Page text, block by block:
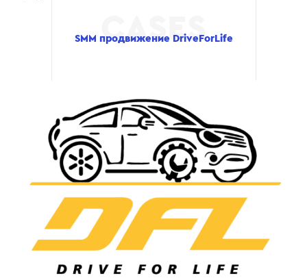
SMM продвижение DriveForLife